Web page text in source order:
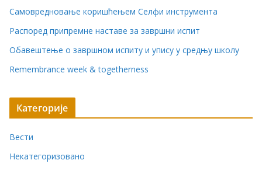
Самовредновање коришћењем Селфи инструмента
Распоред припремне наставе за завршни испит
Обавештење о завршном испиту и упису у средњу школу
Remembrance week & togetherness
Категорије
Вести
Некатегоризовано